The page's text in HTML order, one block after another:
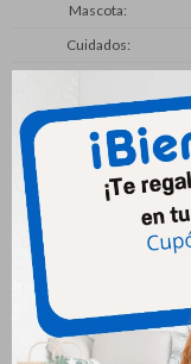
Mascota
Cuidados